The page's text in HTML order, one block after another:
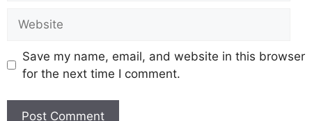
Save my name, email, and website in this browser
for the next time I comment.